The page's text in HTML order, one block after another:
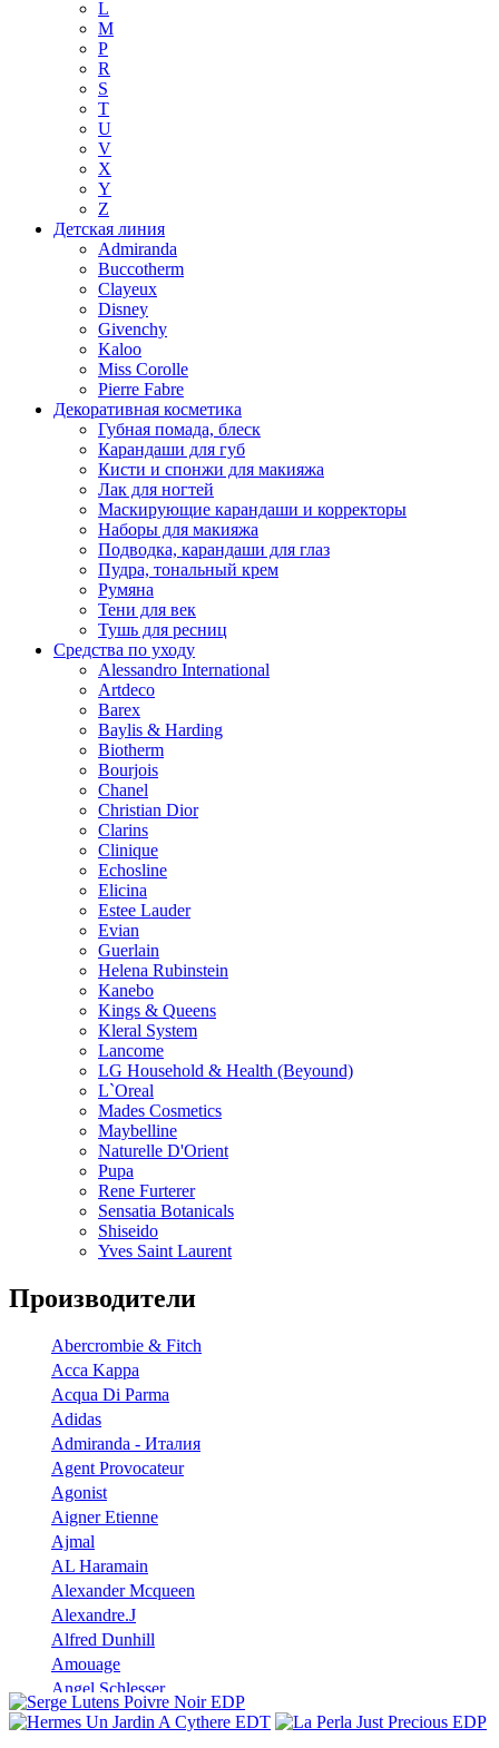
L
M
P
R
S
T
U
V
X
Y
Z
Детская линия
Admiranda
Buccotherm
Clayeux
Disney
Givenchy
Kaloo
Miss Corolle
Pierre Fabre
Декоративная косметика
Губная помада, блеск
Карандаши для губ
Кисти и спонжи для макияжа
Лак для ногтей
Маскирующие карандаши и корректоры
Наборы для макияжа
Подводка, карандаши для глаз
Пудра, тональный крем
Румяна
Тени для век
Тушь для ресниц
Средства по уходу
Alessandro International
Artdeco
Barex
Baylis & Harding
Biotherm
Bourjois
Chanel
Christian Dior
Clarins
Clinique
Echosline
Elicina
Estee Lauder
Evian
Guerlain
Helena Rubinstein
Kanebo
Kings & Queens
Kleral System
Lancome
LG Household & Health (Beyound)
L`Oreal
Mades Cosmetics
Maybelline
Naturelle D'Orient
Pupa
Rene Furterer
Sensatia Botanicals
Shiseido
Yves Saint Laurent
Производители
Abercrombie & Fitch
Acca Kappa
Acqua Di Parma
Adidas
Admiranda - Италия
Agent Provocateur
Agonist
Aigner Etienne
Ajmal
AL Haramain
Alexander Mcqueen
Alexandre.J
Alfred Dunhill
Amouage
Angel Schlesser
Anna Sui